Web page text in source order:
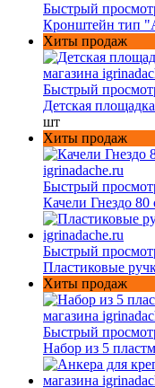
Быстрый
Кронштейн тип
Хиты продаж
Быстрый
Детская
шт
Хиты продаж
Быстрый
Качели Гнездо 80
Быстрый
Пластиковые
Хиты продаж
Быстрый
Набор из 5